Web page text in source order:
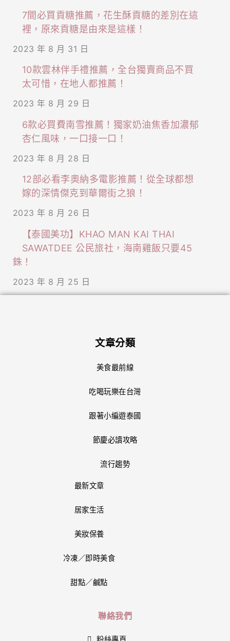
7間必買貢糖推薦，花生酥貢糖的差別在這
裡，原來貢糖是由來是這樣！
2023 年 8 月 31 日
10款雲林伴手禮推薦，全台獨賣商品不買
太可惜，在地人都推薦！
2023 年 8 月 29 日
6款必買費南雪推薦！獨家奶油焦香加濃郁
杏仁風味，一口接一口！
2023 年 8 月 28 日
12部必看李奧納多電影推薦！從全球都想
嫁的深情傑克到華爾街之狼！
2023 年 8 月 26 日
【泰國美功】KHAO MAN KAI THAI
SAWATDEE 公民旅社，海南雞飯只要45
銖！
2023 年 8 月 25 日
文章分類
美食最前線
吃喝玩樂在台灣
跟著小編遊泰國
節慶必讀攻略
流行趨勢
最新文章
居家生活
美妝保養
冷凍／即時美食
甜點／鹹點
聯絡我們